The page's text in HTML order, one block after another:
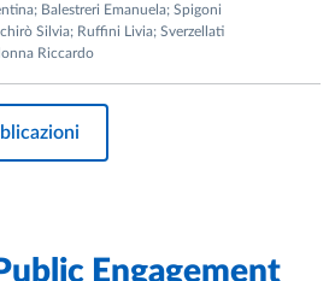
Balestreri Emanuela; Spigoni
Silvia; Ruffini Livia; Sverzellati
Riccardo
Engagement